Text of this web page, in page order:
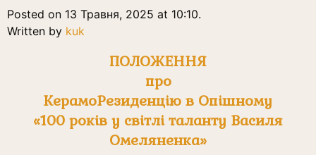
Posted on 13 Травня, 2025 at 10:10.
Written by kuk
ПОЛОЖЕННЯ
про
КерамоРезиденцію в Опішному
«100 років у світлі таланту Василя
Омеляненка»